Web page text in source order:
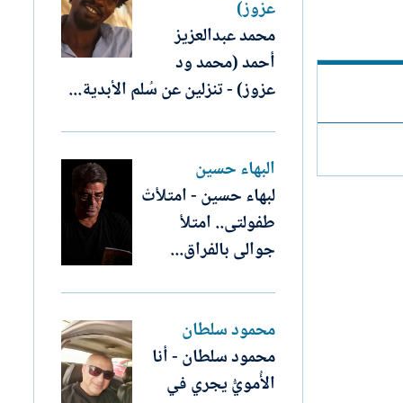
عزوز)
محمد عبدالعزيز
أحمد (محمد ود
عزوز) - تنزلين عن سُلم الأبدية...
البهاء حسين
لبهاء حسين - امتلأتْ
طفولتى.. امتلأ
جوالى بالفراق...
محمود سلطان
محمود سلطان - أنا
الأُمويُّ يجري في